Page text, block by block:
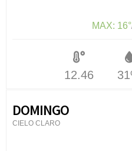
MAX: 16°
12.46
DOMINGO
CIELO CLARO